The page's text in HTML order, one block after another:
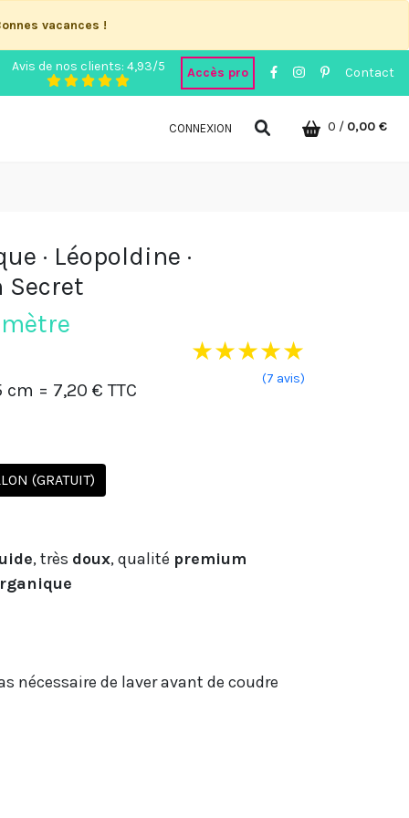
vacances !
Avis de nos clients: 4,93/5 Accès pro Contact
CONNEXION 0 / 0,00 €
· Léopoldine ·
Secret
★★★★★
(7 avis)
cm = 7,20 € TTC
(GRATUIT)
, très doux, qualité premium
nécessaire de laver avant de coudre